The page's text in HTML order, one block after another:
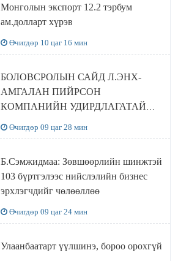
Монголын экспорт 12.2 тэрбум
ам.долларт хүрэв
Өчигдөр 10 цаг 16 мин
БОЛОВСРОЛЫН САЙД Л.ЭНХ-
АМГАЛАН ПИЙРСОН
КОМПАНИЙН УДИРДЛАГАТАЙ
Өчигдөр 09 цаг 28 мин
Б.Сэмжидмаа: Зөвшөөрлийн шинжтэй
103 бүртгэлээс нийслэлийн бизнес
эрхлэгчдийг чөлөөллөө
Өчигдөр 09 цаг 24 мин
Улаанбаатарт үүлшинэ, бороо орохгүй